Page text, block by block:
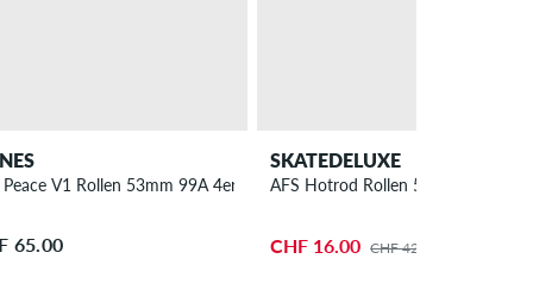
Peace V1 Rollen 53mm 99A 4er Pack
65.00
SKATEDELUXE
AFS Hotrod Rollen 55mm 100A
CHF 16.00 CHF 42.00